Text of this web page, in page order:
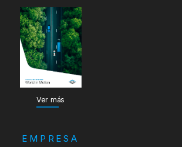
Ver más
EMPRESA